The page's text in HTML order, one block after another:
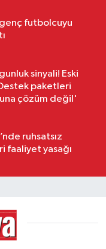
futbolcuyu
sinyali! Eski
paketleri
çözüm değil'
ruhsatsız
faaliyet yasağı